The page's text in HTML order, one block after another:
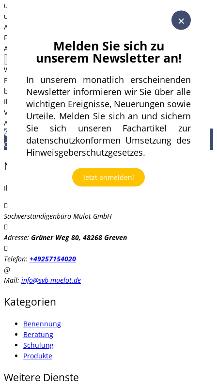
×
Melden Sie sich zu
unserem Newsletter an!
In unserem monatlich erscheinenden
Newsletter informieren wir Sie über alle
wichtigen Ereignisse, Neuerungen sowie
Urteile. Melden Sie sich an und sichern
Sie sich unseren Fachartikel zur
datenschutzkonformen Umsetzung des
Hinweisgeberschutzgesetzes.
Jetzt anmelden!
und/oder detaillierte Informationen dazu auf der Website
unserer Partner finden.
Analytische Cookies
Funktionelle Cookies
Andere Cookies
Alle akzeptieren Alle ablehnen
Wir verwenden technische Cookies, um die Inhalte und
Funktionen unserer Webseite darzustellen und Ihren Besuch
bei uns zu erleichtern. Analytische Cookies werden nur mit
Ihrer Zustimmung verwendet. Mehr über unsere Cookie-
Verwendung
Alle akzeptieren
Alle ablehnen Einstellungen ändern
Cookies
Nehmen Sie Kontakt zu uns auf
Ihr Partner, wenn es um Compliance geht!
Sachverständigenbüro Mülot GmbH
Adresse: Grüner Weg 80, 48268 Greven
Telefon: +49257154020
Mail: info@svb-muelot.de
Kategorien
Benennung
Beratung
Schulung
Produkte
Weitere Dienste